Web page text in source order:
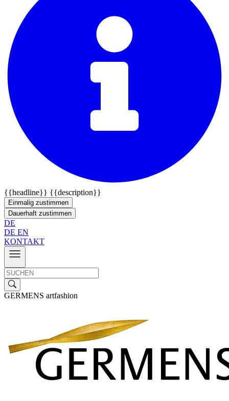
{{headline}} {{description}}
Einmalig zustimmen
Dauerhaft zustimmen
DE
DE EN
KONTAKT
GERMENS artfashion